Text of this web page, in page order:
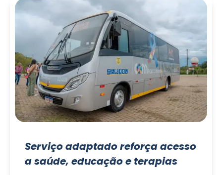
Serviço adaptado reforça acesso
a saúde, educação e terapias